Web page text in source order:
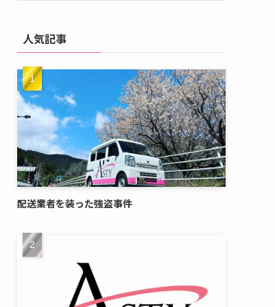
人気記事
配送業者を装った強盗事件